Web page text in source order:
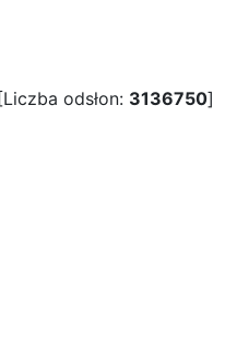
odsłon: 3136750]